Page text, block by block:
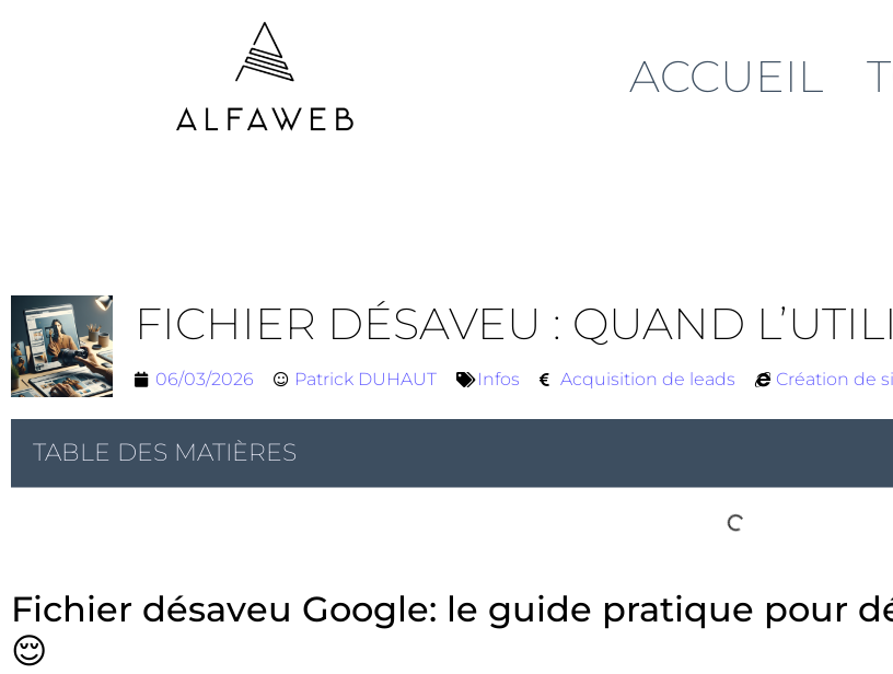
ACCUEIL
FICHIER DÉSAVEU : QUAND
06/03/2026 Patrick DUHAUT Infos Acquisition de leads Création de
TABLE DES MATIÈRES
Fichier désaveu Google: le guide pratique pour
😌